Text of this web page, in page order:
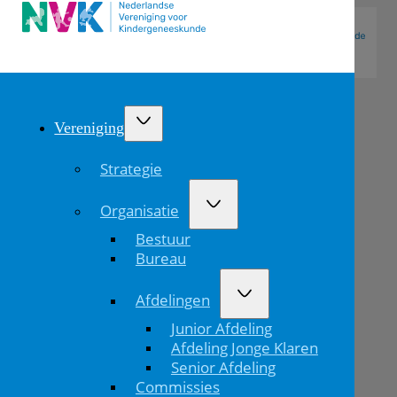
Vereniging
Strategie
Organisatie
Bestuur
Bureau
Afdelingen
Junior Afdeling
Afdeling Jonge Klaren
Senior Afdeling
Commissies
Groentecongres